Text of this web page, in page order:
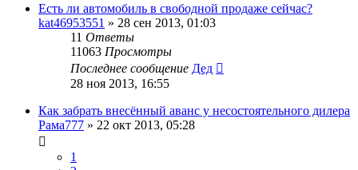
Есть ли автомобиль в свободной продаже сейчас?
kat46953551 » 28 сен 2013, 01:03
11 Ответы
11063 Просмотры
Последнее сообщение Дед
28 ноя 2013, 16:55
Как забрать внесённый аванс у несостоятельного дилера
Рама777 » 22 окт 2013, 05:28
1